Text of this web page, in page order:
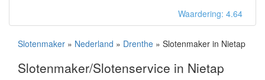
Waardering: 4.64
Slotenmaker » Nederland » Drenthe » Slotenmaker in Nietap
Slotenmaker/Slotenservice in Nietap